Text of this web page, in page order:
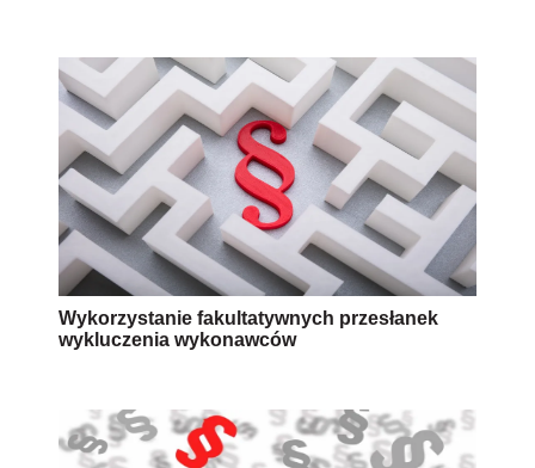
Wykorzystanie fakultatywnych przesłanek
wykluczenia wykonawców